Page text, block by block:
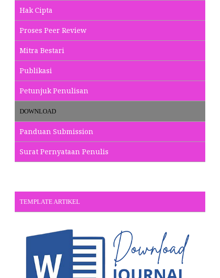
Hak Cipta
Proses Peer Review
Mitra Bestari
Publikasi
Petunjuk Penulisan
DOWNLOAD
Panduan Submission
Surat Pernyataan Penulis
TEMPLATE ARTIKEL